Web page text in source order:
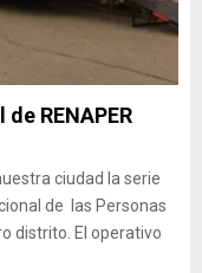
RENAPER
ciudad la serie
de las Personas
distrito. El operativo